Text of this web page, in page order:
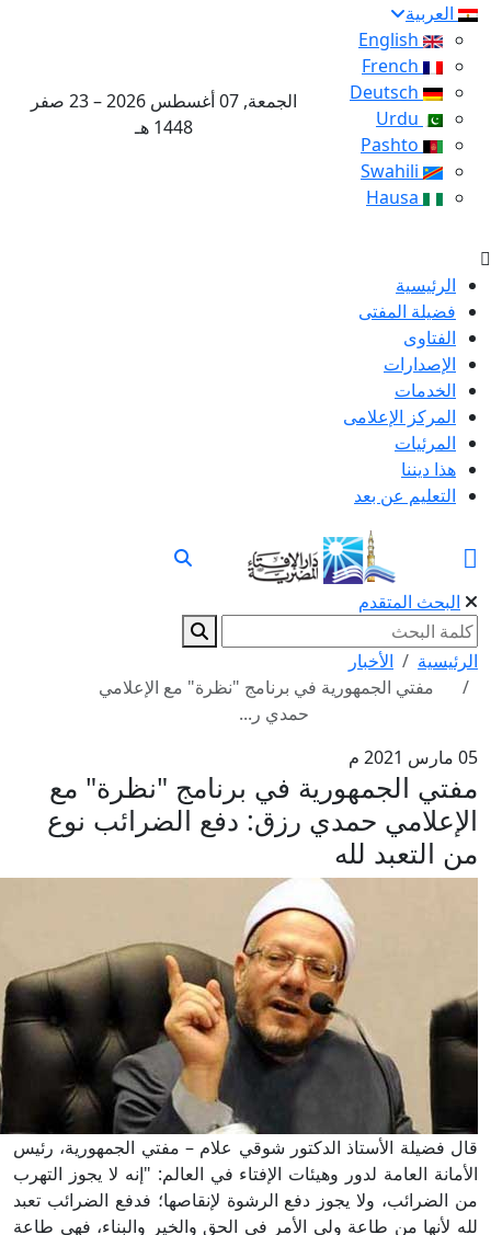
العربية
English
French
Deutsch
Pashto
Swahili
Hausa
الجمعة, 07 أغسطس 2026 – 23 صفر
1448 هـ
الرئيسية
فضيلة المفتى
الفتاوى
الإصدارات
الخدمات
المركز الإعلامى
المرئيات
هذا ديننا
التعليم عن بعد
البحث المتقدم
الرئيسية
الأخبار
مفتي الجمهورية في برنامج "نظرة" مع الإعلامي
حمدي ر...
05 مارس 2021 م
مفتي الجمهورية في برنامج "نظرة" مع
الإعلامي حمدي رزق: دفع الضرائب نوع
من التعبد لله
قال فضيلة الأستاذ الدكتور شوقي علام – مفتي الجمهورية، رئيس
الأمانة العامة لدور وهيئات الإفتاء في العالم: "إنه لا يجوز التهرب
من الضرائب، ولا يجوز دفع الرشوة لإنقاصها؛ فدفع الضرائب تعبد
لله لأنها من طاعة ولي الأمر في الحق والخير والبناء، فهي طاعة